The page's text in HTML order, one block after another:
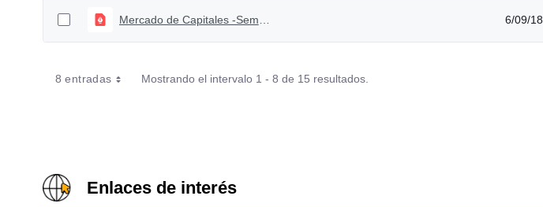
6/09/18
8 entradas Mostrando el intervalo 1 - 8 de 15 resultados.
Enlaces de interés